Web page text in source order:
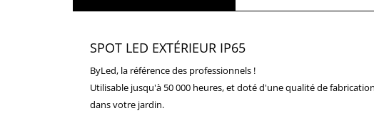
SPOT LED EXTÉRIEUR IP65
ByLed, la référence des professionnels !
Utilisable jusqu'à 50 000 heures, et doté d'une qualité de
dans votre jardin.